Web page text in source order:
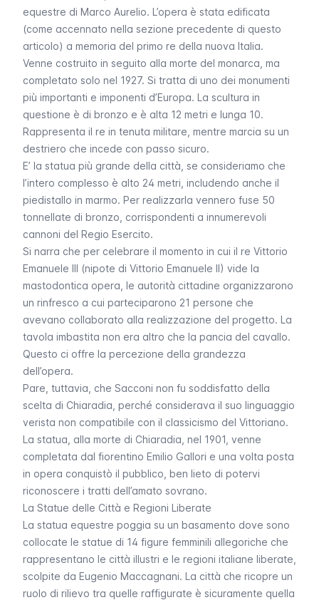
equestre di Marco Aurelio. L’opera è stata edificata
(come accennato nella sezione precedente di questo
articolo) a memoria del primo re della nuova Italia.
Venne costruito in seguito alla morte del monarca, ma
completato solo nel 1927. Si tratta di uno dei monumenti
più importanti e imponenti d’Europa. La scultura in
questione è di bronzo e è alta 12 metri e lunga 10.
Rappresenta il re in tenuta militare, mentre marcia su un
destriero che incede con passo sicuro.
E’ la statua più grande della città, se consideriamo che
l’intero complesso è alto 24 metri, includendo anche il
piedistallo in marmo. Per realizzarla vennero fuse 50
tonnellate di bronzo, corrispondenti a innumerevoli
cannoni del Regio Esercito.
Si narra che per celebrare il momento in cui il re Vittorio
Emanuele III (nipote di Vittorio Emanuele II) vide la
mastodontica opera, le autorità cittadine organizzarono
un rinfresco a cui parteciparono 21 persone che
avevano collaborato alla realizzazione del progetto. La
tavola imbastita non era altro che la pancia del cavallo.
Questo ci offre la percezione della grandezza
dell’opera.
Pare, tuttavia, che Sacconi non fu soddisfatto della
scelta di Chiaradia, perché considerava il suo linguaggio
verista non compatibile con il classicismo del Vittoriano.
La statua, alla morte di Chiaradia, nel 1901, venne
completata dal fiorentino Emilio Gallori e una volta posta
in opera conquistò il pubblico, ben lieto di potervi
riconoscere i tratti dell’amato sovrano.
La Statue delle Città e Regioni Liberate
La statua equestre poggia su un basamento dove sono
collocate le statue di 14 figure femminili allegoriche che
rappresentano le città illustri e le regioni italiane liberate,
scolpite da Eugenio Maccagnani. La città che ricopre un
ruolo di rilievo tra quelle raffigurate è sicuramente quella